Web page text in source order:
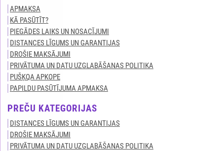
APMAKSA
KĀ PASŪTĪT?
PIEGĀDES LAIKS UN NOSACĪJUMI
DISTANCES LĪGUMS UN GARANTIJAS
DROŠIE MAKSĀJUMI
PRIVĀTUMA UN DATU UZGLABĀŠANAS POLITIKA
PUŠĶQA APKOPE
PAPILDU PASŪTĪJUMA APMAKSA
PREČU KATEGORIJAS
DISTANCES LĪGUMS UN GARANTIJAS
DROŠIE MAKSĀJUMI
PRIVĀTUMA UN DATU UZGLABĀŠANAS POLITIKA